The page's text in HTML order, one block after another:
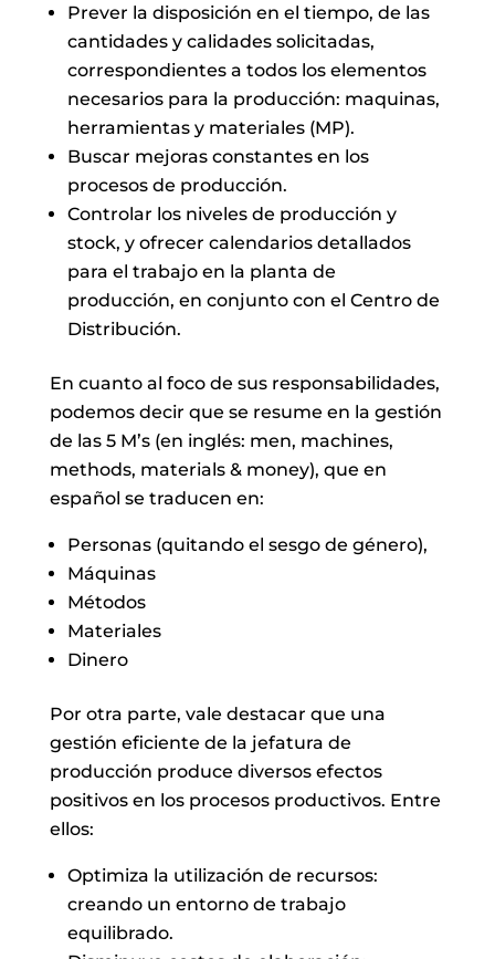
Prever la disposición en el tiempo, de las
cantidades y calidades solicitadas,
correspondientes a todos los elementos
necesarios para la producción: maquinas,
herramientas y materiales (MP).
Buscar mejoras constantes en los
procesos de producción.
Controlar los niveles de producción y
stock, y ofrecer calendarios detallados
para el trabajo en la planta de
producción, en conjunto con el Centro de
Distribución.
En cuanto al foco de sus responsabilidades,
podemos decir que se resume en la gestión
de las 5 M’s (en inglés: men, machines,
methods, materials & money), que en
español se traducen en:
Personas (quitando el sesgo de género),
Máquinas
Métodos
Materiales
Dinero
Por otra parte, vale destacar que una
gestión eficiente de la jefatura de
producción produce diversos efectos
positivos en los procesos productivos. Entre
ellos:
Optimiza la utilización de recursos:
creando un entorno de trabajo
equilibrado.